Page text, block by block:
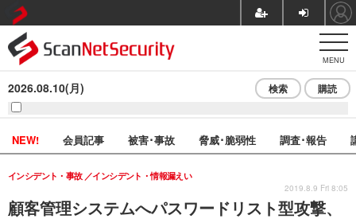
MENU
2026.08.10(月) 検索 購読
NEW! 会員記事 被害･事故 脅威･脆弱性 調査･報告
顧客管理システムへパスワードリスト型攻撃、
インシデント・事故 インシデント・情報漏えい
2019.8.9 Fri 8:05